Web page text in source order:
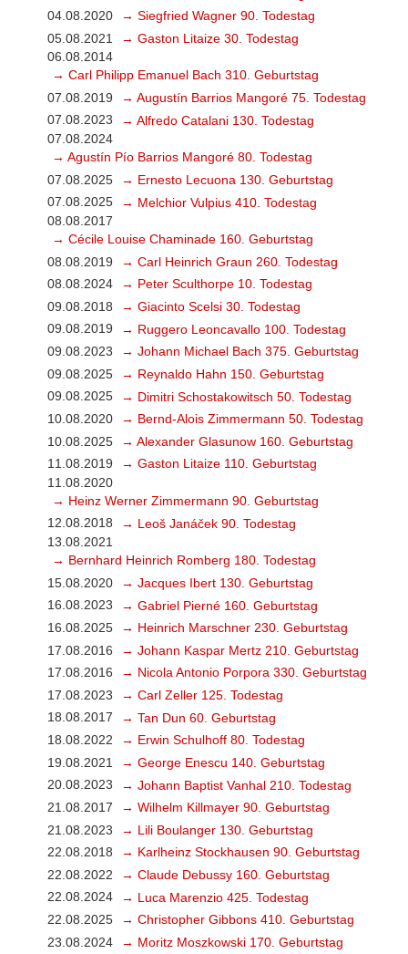
04.08.2020
→ Siegfried Wagner 90. Todestag
05.08.2021
→ Gaston Litaize 30. Todestag
06.08.2014
→ Carl Philipp Emanuel Bach 310. Geburtstag
07.08.2019
→ Augustín Barrios Mangoré 75. Todestag
07.08.2023
→ Alfredo Catalani 130. Todestag
07.08.2024
→ Agustín Pío Barrios Mangoré 80. Todestag
07.08.2025
→ Ernesto Lecuona 130. Geburtstag
07.08.2025
→ Melchior Vulpius 410. Todestag
08.08.2017
→ Cécile Louise Chaminade 160. Geburtstag
08.08.2019
→ Carl Heinrich Graun 260. Todestag
08.08.2024
→ Peter Sculthorpe 10. Todestag
09.08.2018
→ Giacinto Scelsi 30. Todestag
09.08.2019
→ Ruggero Leoncavallo 100. Todestag
09.08.2023
→ Johann Michael Bach 375. Geburtstag
09.08.2025
→ Reynaldo Hahn 150. Geburtstag
09.08.2025
→ Dimitri Schostakowitsch 50. Todestag
10.08.2020
→ Bernd-Alois Zimmermann 50. Todestag
10.08.2025
→ Alexander Glasunow 160. Geburtstag
11.08.2019
→ Gaston Litaize 110. Geburtstag
11.08.2020
→ Heinz Werner Zimmermann 90. Geburtstag
12.08.2018
→ Leoš Janáček 90. Todestag
13.08.2021
→ Bernhard Heinrich Romberg 180. Todestag
15.08.2020
→ Jacques Ibert 130. Geburtstag
16.08.2023
→ Gabriel Pierné 160. Geburtstag
16.08.2025
→ Heinrich Marschner 230. Geburtstag
17.08.2016
→ Johann Kaspar Mertz 210. Geburtstag
17.08.2016
→ Nicola Antonio Porpora 330. Geburtstag
17.08.2023
→ Carl Zeller 125. Todestag
18.08.2017
→ Tan Dun 60. Geburtstag
18.08.2022
→ Erwin Schulhoff 80. Todestag
19.08.2021
→ George Enescu 140. Geburtstag
20.08.2023
→ Johann Baptist Vanhal 210. Todestag
21.08.2017
→ Wilhelm Killmayer 90. Geburtstag
21.08.2023
→ Lili Boulanger 130. Geburtstag
22.08.2018
→ Karlheinz Stockhausen 90. Geburtstag
22.08.2022
→ Claude Debussy 160. Geburtstag
22.08.2024
→ Luca Marenzio 425. Todestag
22.08.2025
→ Christopher Gibbons 410. Geburtstag
23.08.2024
→ Moritz Moszkowski 170. Geburtstag